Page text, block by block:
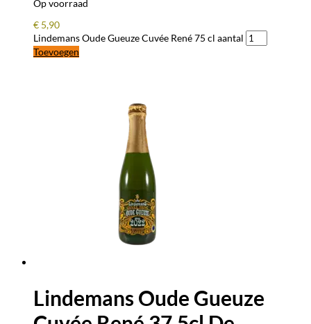
Op voorraad
€ 5,90
Lindemans Oude Gueuze Cuvée René 75 cl aantal
Toevoegen
Lindemans Oude Gueuze